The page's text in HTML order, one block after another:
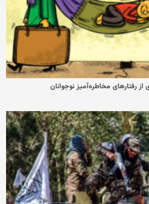
رفتارهای مخاطره‌آمیز نوجوانان